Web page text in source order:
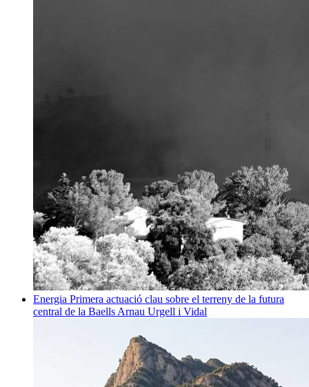
Energia Primera actuació clau sobre el terreny de la futura
central de la Baells Arnau Urgell i Vidal